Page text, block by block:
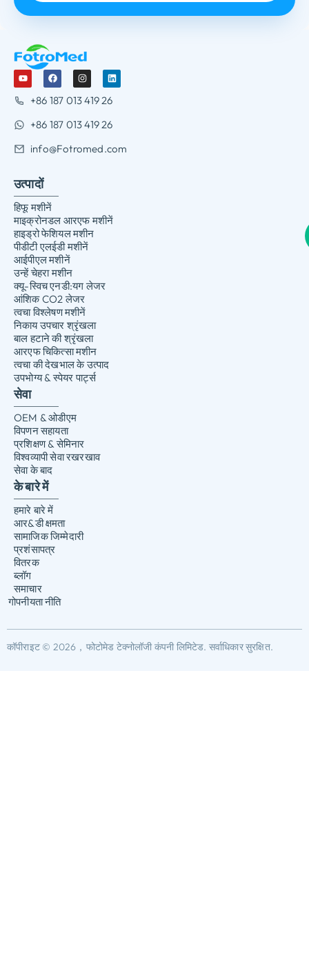
+86 187 013 419 26
+86 187 013 419 26
info@Fotromed.com
उत्पादों
हिफू मशीनें
माइक्रोनडल आरएफ मशीनें
हाइड्रो फेशियल मशीन
पीडीटी एलईडी मशीनें
आईपीएल मशीनें
उन्हें चेहरा मशीन
क्यू-स्विच एनडी:यग लेजर
आंशिक CO2 लेजर
त्वचा विश्लेषण मशीनें
निकाय उपचार श्रृंखला
बाल हटाने की श्रृंखला
आरएफ चिकित्सा मशीन
त्वचा की देखभाल के उत्पाद
उपभोग्य & स्पेयर पार्ट्स
सेवा
OEM & ओडीएम
विपणन सहायता
प्रशिक्षण & सेमिनार
विश्वव्यापी सेवा रखरखाव
सेवा के बाद
के बारे में
हमारे बारे में
आर&डी क्षमता
सामाजिक जिम्मेदारी
प्रशंसापत्र
वितरक
ब्लॉग
समाचार
गोपनीयता नीति
कॉपीराइट © 2026，फोटोमेड टेक्नोलॉजी कंपनी लिमिटेड. सर्वाधिकार सुरक्षित.